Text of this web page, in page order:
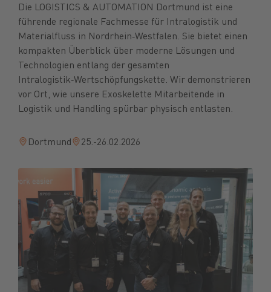
Die LOGISTICS & AUTOMATION Dortmund ist eine
führende regionale Fachmesse für Intralogistik und
Materialfluss in Nordrhein‑Westfalen. Sie bietet einen
kompakten Überblick über moderne Lösungen und
Technologien entlang der gesamten
Intralogistik‑Wertschöpfungskette. Wir demonstrieren
vor Ort, wie unsere Exoskelette Mitarbeitende in
Logistik und Handling spürbar physisch entlasten.
Dortmund 25.-26.02.2026